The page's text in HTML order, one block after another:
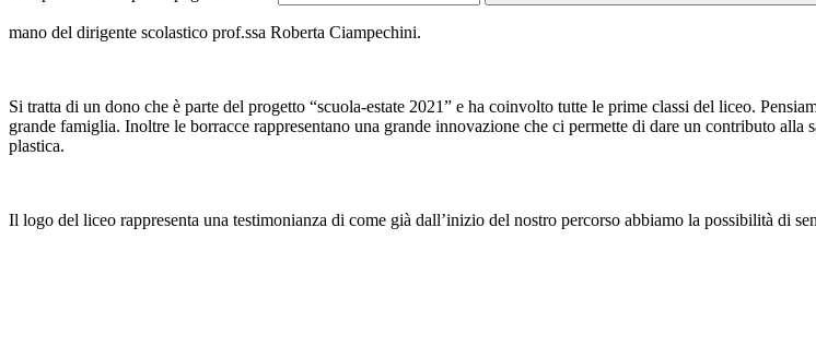
mano del dirigente scolastico prof.ssa Roberta Ciampechini.
Si tratta di un dono che è parte del progetto “scuola-estate 2021” e ha coinvolto tutte le prime classi del liceo.
grande famiglia. Inoltre le borracce rappresentano una grande innovazione che ci permette di dare un contributo
plastica.
Il logo del liceo rappresenta una testimonianza di come già dall’inizio del nostro percorso abbiamo la possibilità di